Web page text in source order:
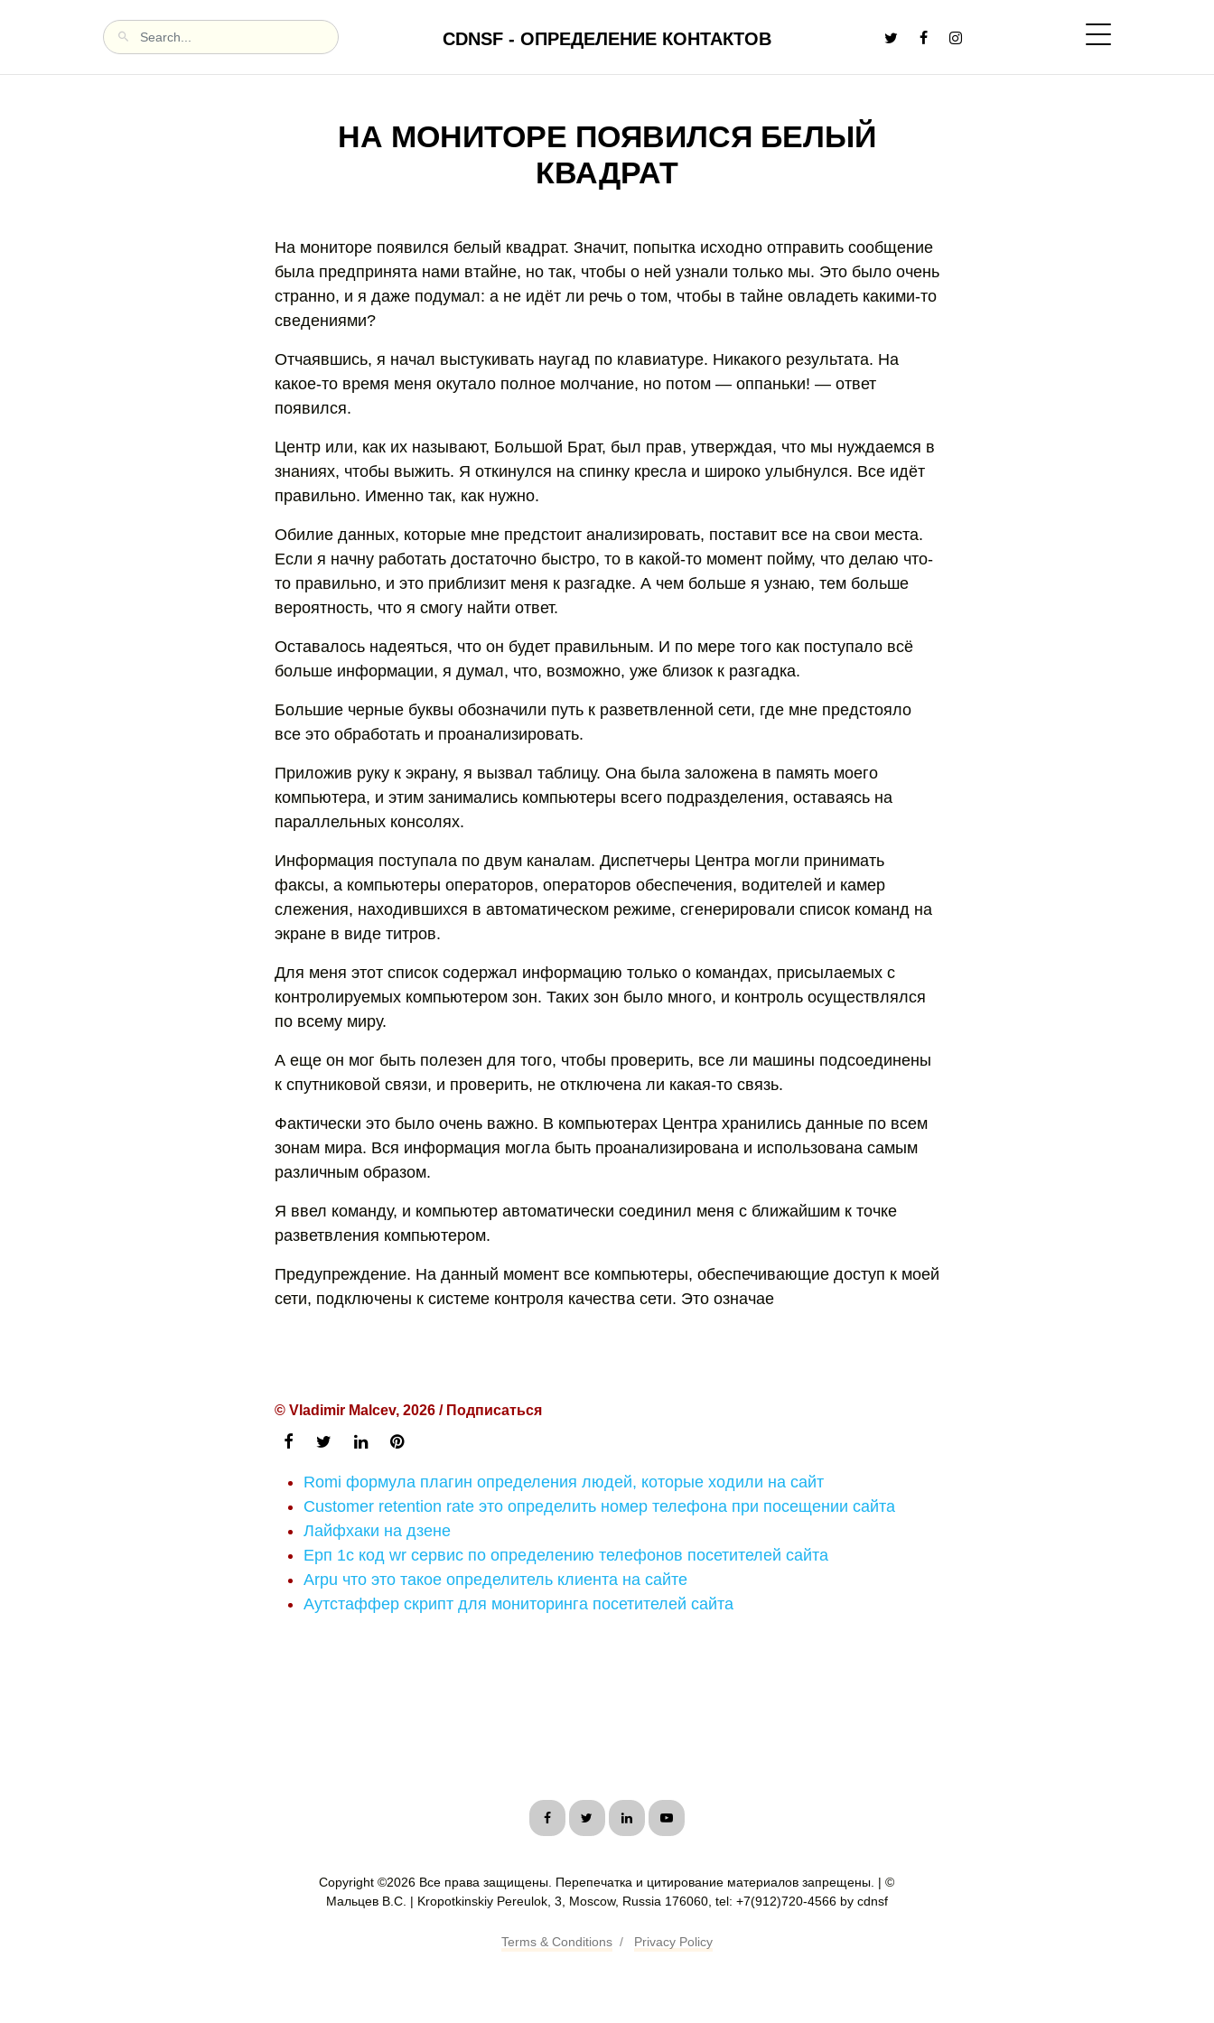
CDNSF - ОПРЕДЕЛЕНИЕ КОНТАКТОВ
НА МОНИТОРЕ ПОЯВИЛСЯ БЕЛЫЙ
КВАДРАТ
На мониторе появился белый квадрат. Значит, попытка исходно отправить сообщение
была предпринята нами втайне, но так, чтобы о ней узнали только мы. Это было очень
странно, и я даже подумал: а не идёт ли речь о том, чтобы в тайне овладеть какими-то
сведениями?
Отчаявшись, я начал выстукивать наугад по клавиатуре. Никакого результата. На
какое-то время меня окутало полное молчание, но потом — оппаньки! — ответ
появился.
Центр или, как их называют, Большой Брат, был прав, утверждая, что мы нуждаемся в
знаниях, чтобы выжить. Я откинулся на спинку кресла и широко улыбнулся. Все идёт
правильно. Именно так, как нужно.
Обилие данных, которые мне предстоит анализировать, поставит все на свои места.
Если я начну работать достаточно быстро, то в какой-то момент пойму, что делаю что-
то правильно, и это приблизит меня к разгадке. А чем больше я узнаю, тем больше
вероятность, что я смогу найти ответ.
Оставалось надеяться, что он будет правильным. И по мере того как поступало всё
больше информации, я думал, что, возможно, уже близок к разгадка.
Большие черные буквы обозначили путь к разветвленной сети, где мне предстояло
все это обработать и проанализировать.
Приложив руку к экрану, я вызвал таблицу. Она была заложена в память моего
компьютера, и этим занимались компьютеры всего подразделения, оставаясь на
параллельных консолях.
Информация поступала по двум каналам. Диспетчеры Центра могли принимать
факсы, а компьютеры операторов, операторов обеспечения, водителей и камер
слежения, находившихся в автоматическом режиме, сгенерировали список команд на
экране в виде титров.
Для меня этот список содержал информацию только о командах, присылаемых с
контролируемых компьютером зон. Таких зон было много, и контроль осуществлялся
по всему миру.
А еще он мог быть полезен для того, чтобы проверить, все ли машины подсоединены
к спутниковой связи, и проверить, не отключена ли какая-то связь.
Фактически это было очень важно. В компьютерах Центра хранились данные по всем
зонам мира. Вся информация могла быть проанализирована и использована самым
различным образом.
Я ввел команду, и компьютер автоматически соединил меня с ближайшим к точке
разветвления компьютером.
Предупреждение. На данный момент все компьютеры, обеспечивающие доступ к моей
сети, подключены к системе контроля качества сети. Это означае
© Vladimir Malcev, 2026 / Подписаться
Romi формула плагин определения людей, которые ходили на сайт
Customer retention rate это определить номер телефона при посещении сайта
Лайфхаки на дзене
Ерп 1с код wr сервис по определению телефонов посетителей сайта
Arpu что это такое определитель клиента на сайте
Аутстаффер скрипт для мониторинга посетителей сайта
Copyright ©2026 Все права защищены. Перепечатка и цитирование материалов запрещены. | ©
Мальцев В.С. | Kropotkinskiy Pereulok, 3, Moscow, Russia 176060, tel: +7(912)720-4566 by cdnsf
Terms & Conditions / Privacy Policy